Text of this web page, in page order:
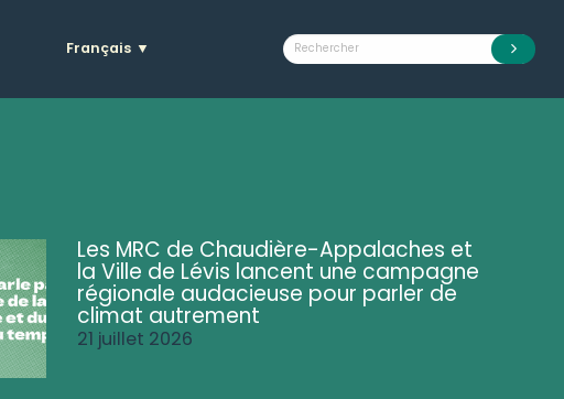
Français ▼
Les MRC de Chaudière-Appalaches et
la Ville de Lévis lancent une campagne
régionale audacieuse pour parler de
climat autrement
21 juillet 2026